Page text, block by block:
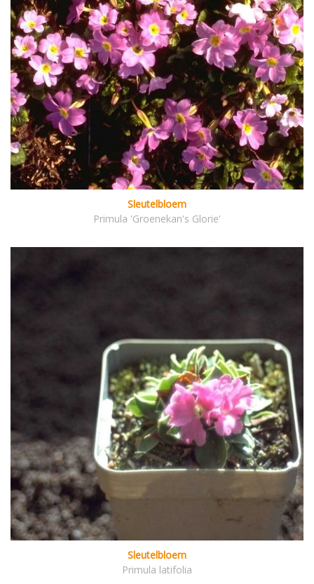
Sleutelbloem
Primula 'Groenekan's Glorie'
Sleutelbloem
Primula latifolia